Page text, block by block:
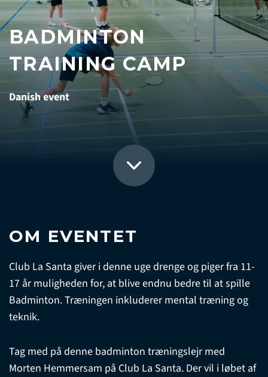
BADMINTON
TRAINING CAMP
Danish event
OM EVENTET
Club La Santa giver i denne uge drenge og piger fra 11-
17 år muligheden for, at blive endnu bedre til at spille
Badminton. Træningen inkluderer mental træning og
teknik.
Tag med på denne badminton træningslejr med
Morten Hemmersam på Club La Santa. Der vil i løbet af